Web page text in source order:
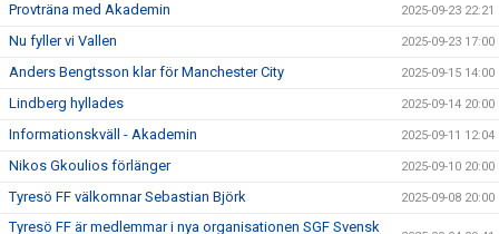
Provträna med Akademin 2025-09-23 22:21
Nu fyller vi Vallen 2025-09-23 17:00
Anders Bengtsson klar för Manchester City 2025-09-15 14:00
Lindberg hyllades 2025-09-14 20:00
Informationskväll - Akademin 2025-09-11 12:04
Nikos Gkoulios förlänger 2025-09-10 20:00
Tyresö FF välkomnar Sebastian Björk 2025-09-08 20:00
Tyresö FF är medlemmar i nya organisationen SGF Svensk